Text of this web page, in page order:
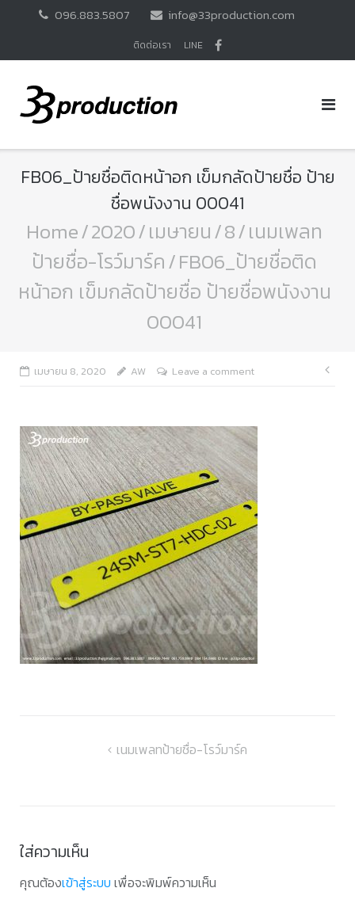
096.883.5807 info@33production.com
ติดต่อเรา LINE
FB06_ป้ายชื่อติดหน้าอก เข็มกลัดป้ายชื่อ ป้าย
ชื่อพนังงาน 00041
Home/2020/เมษายน/8/เนมเพลท
ป้ายชื่อ-โรว์มาร์ค/FB06_ป้ายชื่อติด
หน้าอก เข็มกลัดป้ายชื่อ ป้ายชื่อพนังงาน
00041
เมษายน 8, 2020 AW Leave a comment
แน
เนมเพลทป้ายชื่อ-โรว์มาร์ค
ใส่ความเห็น
คุณต้องเข้าสู่ระบบ เพื่อจะพิมพ์ความเห็น